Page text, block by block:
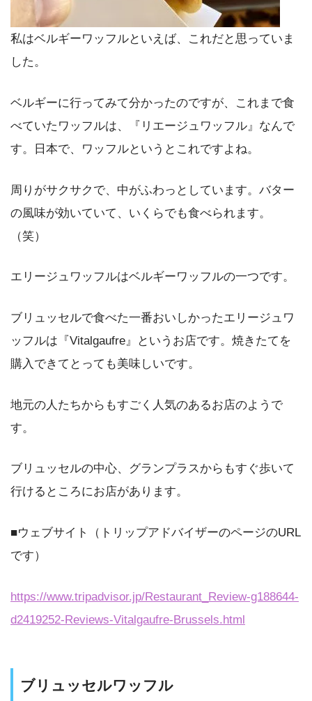
私はベルギーワッフルといえば、これだと思っていま
した。
ベルギーに行ってみて分かったのですが、これまで食
べていたワッフルは、『リエージュワッフル』なんで
す。日本で、ワッフルというとこれですよね。
周りがサクサクで、中がふわっとしています。バター
の風味が効いていて、いくらでも食べられます。
（笑）
エリージュワッフルはベルギーワッフルの一つです。
ブリュッセルで食べた一番おいしかったエリージュワ
ッフルは『Vitalgaufre』というお店です。焼きたてを
購入できてとっても美味しいです。
地元の人たちからもすごく人気のあるお店のようで
す。
ブリュッセルの中心、グランプラスからもすぐ歩いて
行けるところにお店があります。
■ウェブサイト（トリップアドバイザーのページのURL
です）
https://www.tripadvisor.jp/Restaurant_Review-g188644-
d2419252-Reviews-Vitalgaufre-Brussels.html
ブリュッセルワッフル